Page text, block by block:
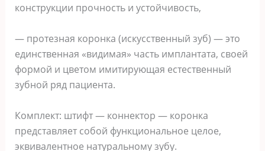
конструкции прочность и устойчивость,
— протезная коронка (искусственный зуб) — это
единственная «видимая» часть имплантата, своей
формой и цветом имитирующая естественный
зубной ряд пациента.
Комплект: штифт — коннектор — коронка
представляет собой функциональное целое,
эквивалентное натуральному зубу.